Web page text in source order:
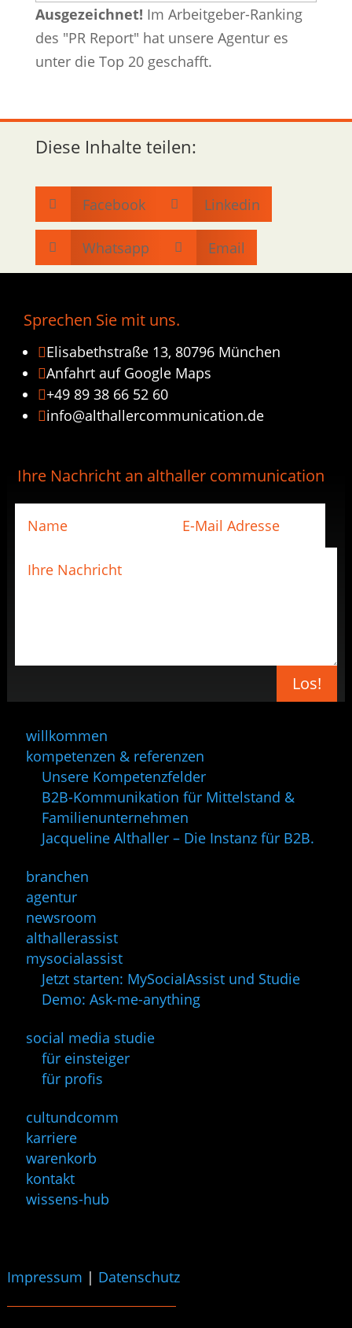
Ausgezeichnet! Im Arbeitgeber-Ranking
des "PR Report" hat unsere Agentur es
unter die Top 20 geschafft.
Diese Inhalte teilen:
 Facebook  Linkedin
 Whatsapp  Email
Sprechen Sie mit uns.
Elisabethstraße 13, 80796 München
Anfahrt auf Google Maps
+49 89 38 66 52 60
info@althallercommunication.de
Ihre Nachricht an althaller communication
Los!
willkommen
kompetenzen & referenzen
Unsere Kompetenzfelder
B2B-Kommunikation für Mittelstand &
Familienunternehmen
Jacqueline Althaller – Die Instanz für B2B.
branchen
agentur
newsroom
althallerassist
mysocialassist
Jetzt starten: MySocialAssist und Studie
Demo: Ask-me-anything
social media studie
für einsteiger
für profis
cultundcomm
karriere
warenkorb
kontakt
wissens-hub
Impressum | Datenschutz